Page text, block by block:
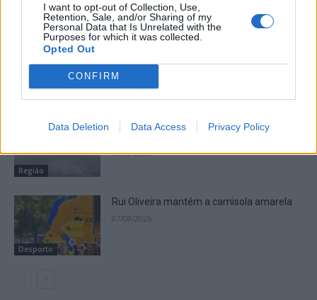
I want to opt-out of Collection, Use,
Retention, Sale, and/or Sharing of my
Personal Data that Is Unrelated with the
Purposes for which it was collected.
Opted Out
CONFIRM
Data Deletion Data Access Privacy Policy
Artigos Relacionados
Desporto
Judoca do Sabugal revalida título de
08/08/2026
Região
Incêndio no concelho de Fornos de
Algodres em fase de resolução
08/08/2026
Desporto
Rui Oliveira mantém a camisola amarela
07/08/2026